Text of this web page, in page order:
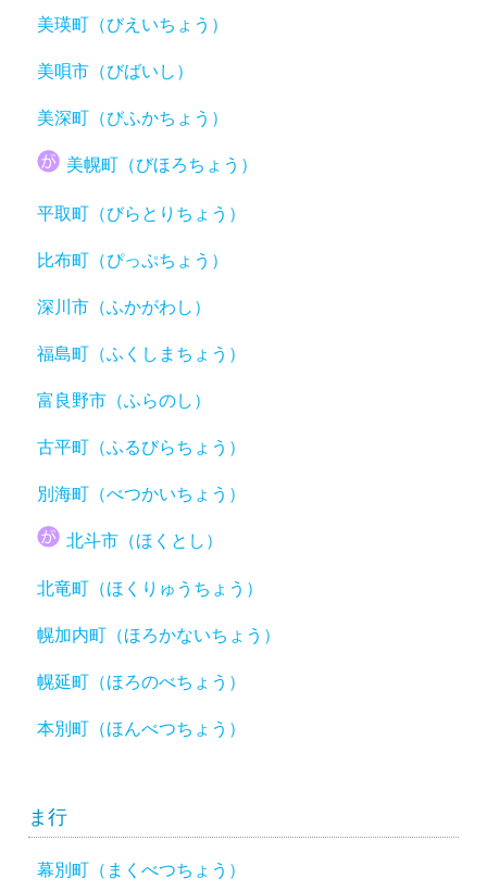
美瑛町（びえいちょう）
美唄市（びばいし）
美深町（びふかちょう）
美幌町（びほろちょう）
平取町（びらとりちょう）
比布町（ぴっぷちょう）
深川市（ふかがわし）
福島町（ふくしまちょう）
富良野市（ふらのし）
古平町（ふるびらちょう）
別海町（べつかいちょう）
北斗市（ほくとし）
北竜町（ほくりゅうちょう）
幌加内町（ほろかないちょう）
幌延町（ほろのべちょう）
本別町（ほんべつちょう）
ま行
幕別町（まくべつちょう）